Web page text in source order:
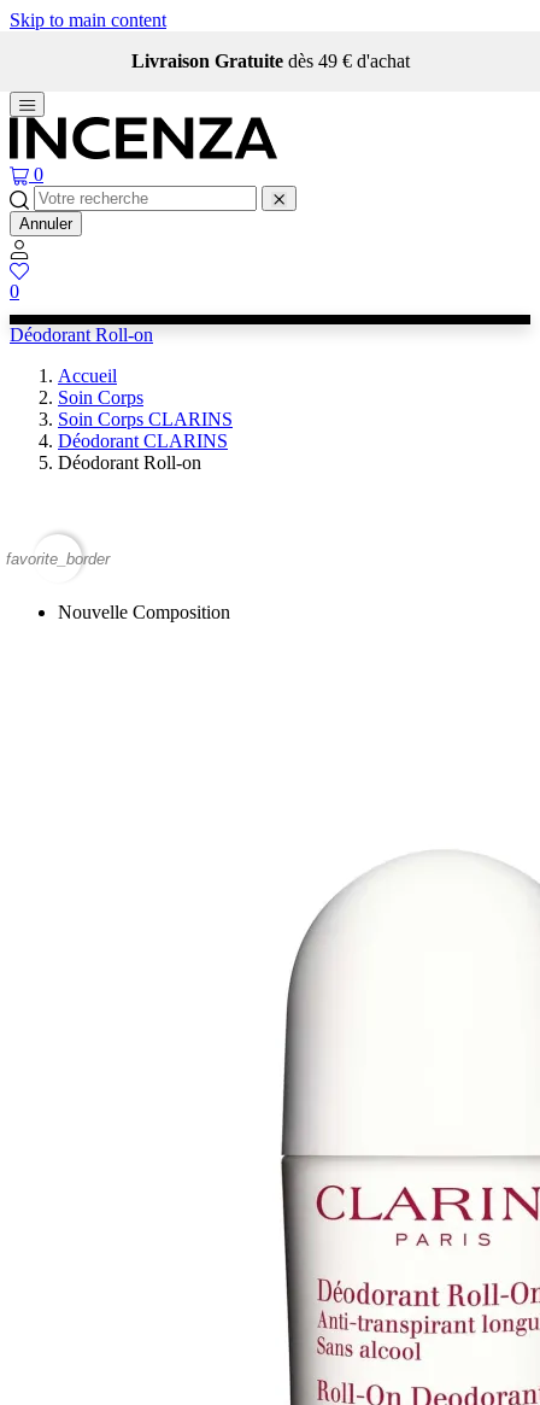
Skip to main content
Livraison Gratuite dès 49 € d'achat
0
Annuler
0
Déodorant Roll-on
Accueil
Soin Corps
Soin Corps CLARINS
Déodorant CLARINS
Déodorant Roll-on
favorite_border
Nouvelle Composition